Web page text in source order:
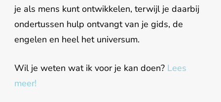
je als mens kunt ontwikkelen, terwijl je daarbij
ondertussen hulp ontvangt van je gids, de
engelen en heel het universum.
Wil je weten wat ik voor je kan doen? Lees
meer!